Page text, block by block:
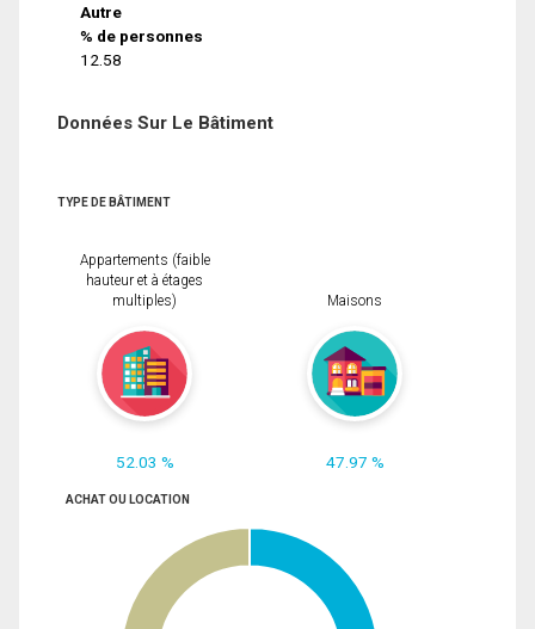
Autre
% de personnes
12.58
Données Sur Le Bâtiment
TYPE DE BÂTIMENT
Appartements (faible
hauteur et à étages
multiples)
52.03 %
Maisons
47.97 %
ACHAT OU LOCATION